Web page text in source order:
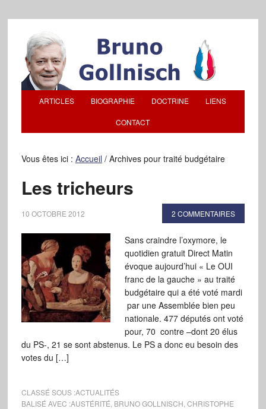
ARTICLES BIOGRAPHIE DOCTRINE LIENS
CONTACT
Vous êtes ici : Accueil /Archives pour traité budgétaire
Les tricheurs
10 OCTOBRE 2012 2 COMMENTAIRES
Sans craindre l’oxymore, le
quotidien gratuit Direct Matin
évoque aujourd’hui « Le OUI
franc de la gauche » au traité
budgétaire qui a été voté mardi
par une Assemblée bien peu
nationale. 477 députés ont voté
pour, 70 contre –dont 20 élus
du PS-, 21 se sont abstenus. Le PS a donc eu besoin des
votes du […]
CLASSÉ SOUS :ACTUALITÉS
BALISÉ AVEC :AUSTÉRITÉ BRUNO GOLLNISCH CHRISTOPHE